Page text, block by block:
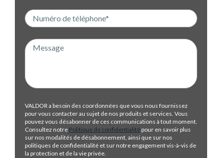
VALDOR a besoin des coordonnées que vous nous fournissez
pour vous contacter au sujet de nos produits et services. Vous
pouvez vous désabonner de ces communications à tout moment.
Consultez notre Politique de confidentialité pour en savoir plus
sur nos modalités de désabonnement, ainsi que sur nos
politiques de confidentialité et sur notre engagement vis-à-vis de
la protection et de la vie privée.